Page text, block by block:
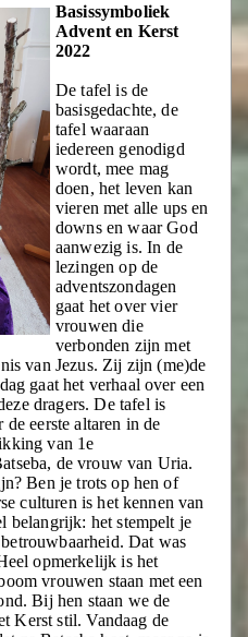
Basissymboliek
Advent en Kerst
2022
De tafel is de
basisgedachte, de
tafel waaraan
iedereen genodigd
wordt, mee mag
doen, het leven kan
vieren met alle ups en
downs en waar God
aanwezig is. In de
lezingen op de
adventszondagen
gaat het over vier
vrouwen die
verbonden zijn met
van Jezus. Zij zijn (me)de
gaat het verhaal over een
dragers. De tafel is
eerste altaren in de
van 1e
de vrouw van Uria.
Ben je trots op hen of
culturen is het kennen van
belangrijk: het stempelt je
Dat was
opmerkelijk is het
vrouwen staan met een
Bij hen staan we de
Kerst stil. Vandaag de